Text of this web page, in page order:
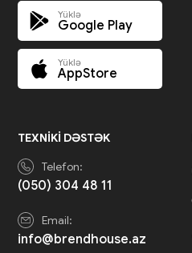
Yüklə
Google Play
Yüklə
AppStore
TEXNIKI DƏSTƏK
Telefon:
(050) 304 48 11
Email:
info@brendhouse.az